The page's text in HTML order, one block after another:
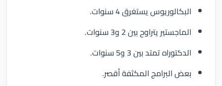
البكالوريوس يستغرق 4 سنوات.
الماجستير يتراوح بين 2 و3 سنوات.
الدكتوراه تمتد بين 3 و5 سنوات.
بعض البرامج المكثفة أقصر.